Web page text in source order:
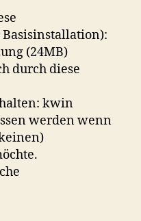
(24MB)
durch diese
kwin
werden wenn